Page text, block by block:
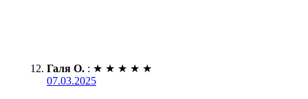
Галя О. : ★ ★ ★ ★ ★
07.03.2025